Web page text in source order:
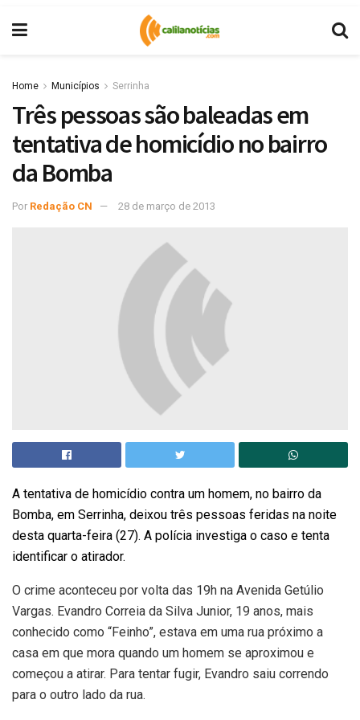
Home Municípios Serrinha
Três pessoas são baleadas em
tentativa de homicídio no bairro
da Bomba
Por Redação CN 28 de março de 2013
A tentativa de homicídio contra um homem, no bairro da
Bomba, em Serrinha, deixou três pessoas feridas na noite
desta quarta-feira (27). A polícia investiga o caso e tenta
identificar o atirador.
O crime aconteceu por volta das 19h na Avenida Getúlio
Vargas. Evandro Correia da Silva Junior, 19 anos, mais
conhecido como “Feinho”, estava em uma rua próximo a
casa em que mora quando um homem se aproximou e
começou a atirar. Para tentar fugir, Evandro saiu correndo
para o outro lado da rua.